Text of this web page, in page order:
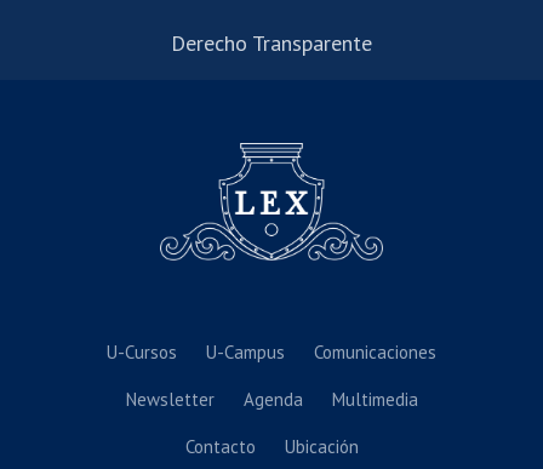
Derecho Transparente
U-Cursos U-Campus Comunicaciones
Newsletter Agenda Multimedia
Contacto Ubicación